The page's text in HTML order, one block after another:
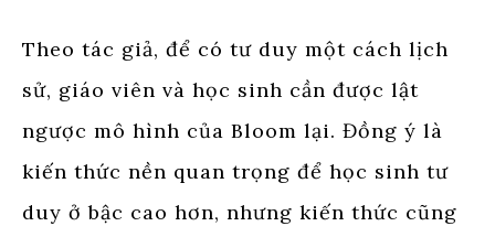
Theo tác giả, để có tư duy một cách lịch
sử, giáo viên và học sinh cần được lật
ngược mô hình của Bloom lại. Đồng ý là
kiến thức nền quan trọng để học sinh tư
duy ở bậc cao hơn, nhưng kiến thức cũng